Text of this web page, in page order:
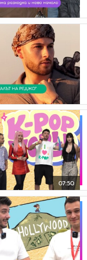
07:50